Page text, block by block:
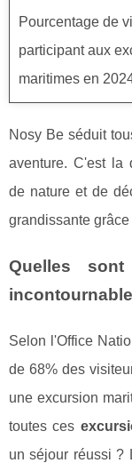
Pourcentage de
participant aux
maritimes en
Nosy Be séduit
aventure. C'est la
de nature et de
grandissante
Quelles
Selon l'Office
de 68% des
une excursion
toutes ces
un séjour réussi ?